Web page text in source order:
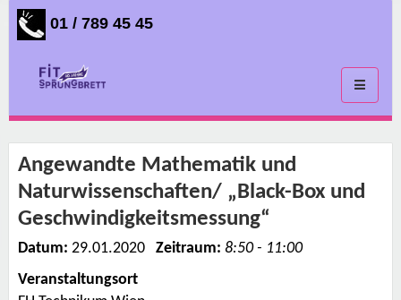
01 / 789 45 45
Toggle
Angewandte Mathematik und
Naturwissenschaften/ „Black-Box und
Geschwindigkeitsmessung“
Datum: 29.01.2020 Zeitraum: 8:50 - 11:00
Veranstaltungsort